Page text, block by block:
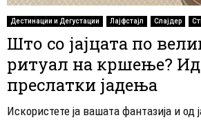
Дестинации и Дегустации Лајфстајл Слајдер
Што со јајцата по
ритуал на кршење?
преслатки јадења
Искористете ја вашата фантазија и од